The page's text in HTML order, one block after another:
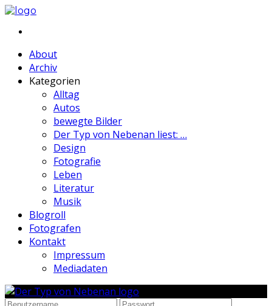
About
Archiv
Kategorien
Alltag
Autos
bewegte Bilder
Der Typ von Nebenan liest: …
Design
Fotografie
Leben
Literatur
Musik
Blogroll
Fotografen
Kontakt
Impressum
Mediadaten